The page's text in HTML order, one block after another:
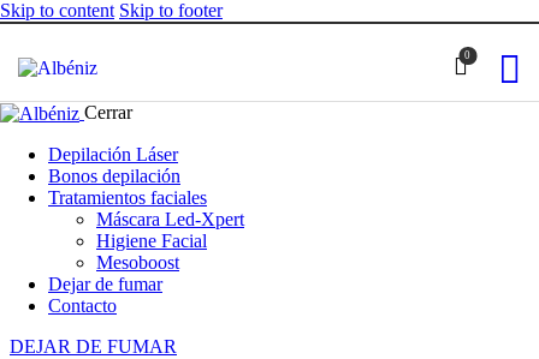
Skip to content Skip to footer
0
Cerrar
Depilación Láser
Bonos depilación
Tratamientos faciales
Máscara Led-Xpert
Higiene Facial
Mesoboost
Dejar de fumar
Contacto
DEJAR DE FUMAR